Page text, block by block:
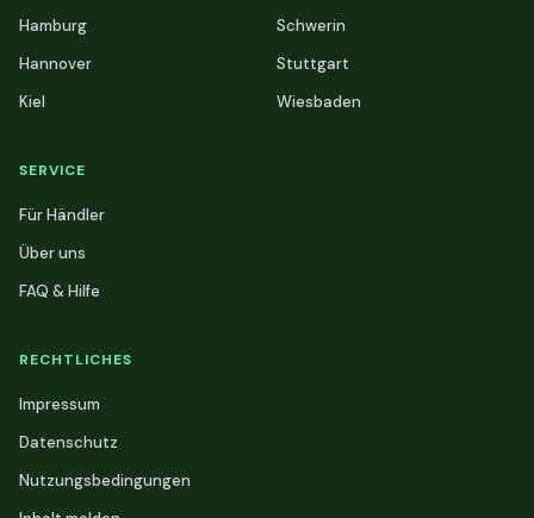
Hamburg
Hannover
Kiel
Schwerin
Stuttgart
Wiesbaden
SERVICE
Für Händler
Über uns
FAQ & Hilfe
RECHTLICHES
Impressum
Datenschutz
Nutzungsbedingungen